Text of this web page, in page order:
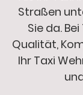
Straßen
Sie da.
Qualität,
Ihr Taxi